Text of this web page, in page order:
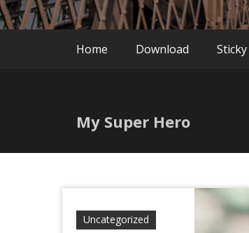
Home Download Sticky
My Super Hero
Uncategorized